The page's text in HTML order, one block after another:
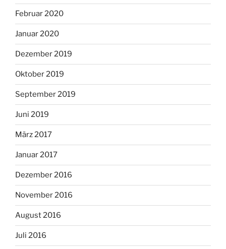
Februar 2020
Januar 2020
Dezember 2019
Oktober 2019
September 2019
Juni 2019
März 2017
Januar 2017
Dezember 2016
November 2016
August 2016
Juli 2016